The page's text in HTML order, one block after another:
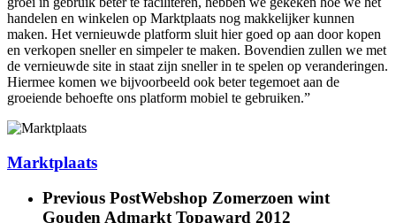
handelen en winkelen op Marktplaats nog makkelijker kunnen
maken. Het vernieuwde platform sluit hier goed op aan door kopen
en verkopen sneller en simpeler te maken. Bovendien zullen we met
de vernieuwde site in staat zijn sneller in te spelen op veranderingen.
Hiermee komen we bijvoorbeeld ook beter tegemoet aan de
groeiende behoefte ons platform mobiel te gebruiken.”
Marktplaats
Previous PostWebshop Zomerzoen wint
Gouden Admarkt Topaward 2012